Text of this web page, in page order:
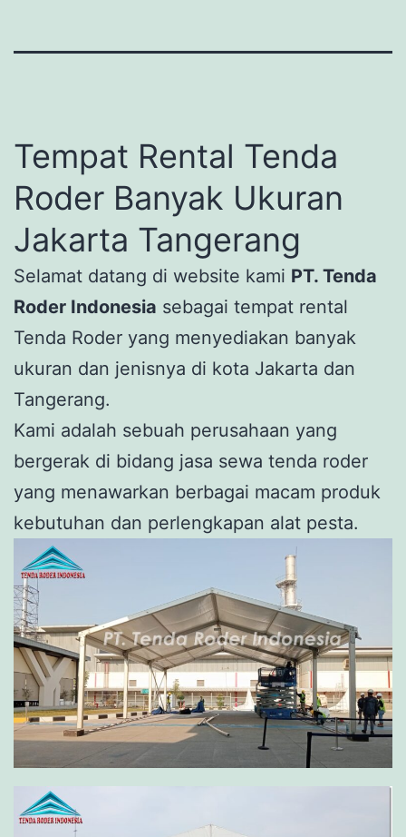
Tempat Rental Tenda
Roder Banyak Ukuran
Jakarta Tangerang
Selamat datang di website kami PT. Tenda
Roder Indonesia sebagai tempat rental
Tenda Roder yang menyediakan banyak
ukuran dan jenisnya di kota Jakarta dan
Tangerang.
Kami adalah sebuah perusahaan yang
bergerak di bidang jasa sewa tenda roder
yang menawarkan berbagai macam produk
kebutuhan dan perlengkapan alat pesta.